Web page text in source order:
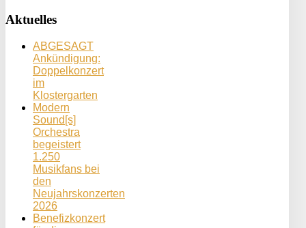
Aktuelles
ABGESAGT
Ankündigung:
Doppelkonzert
im
Klostergarten
Modern
Sound[s]
Orchestra
begeistert
1.250
Musikfans bei
den
Neujahrskonzerten
2026
Benefizkonzert